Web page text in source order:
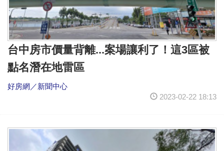
台中房市價量背離...案場讓利了！這3區被
點名潛在地雷區
好房網／新聞中心
2023-02-22 18:13